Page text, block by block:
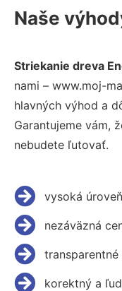
Naše
Striekanie dreva
nami – www.moj-
hlavných výhod a
Garantujeme vám,
nebudete ľutovať.
vysoká
nezáväzná
korektný a